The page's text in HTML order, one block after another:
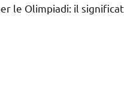
le Olimpiadi: il